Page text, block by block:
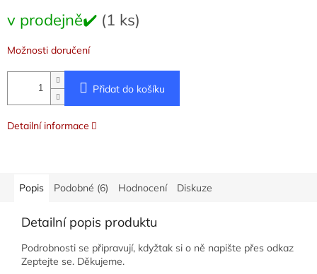
cena:
v prodejně✔️ (1 ks)
Možnosti doručení
Přidat do košíku
Detailní informace
Popis Podobné (6) Hodnocení Diskuze
Detailní popis produktu
Podrobnosti se připravují, kdyžtak si o ně napište přes odkaz
Zeptejte se. Děkujeme.